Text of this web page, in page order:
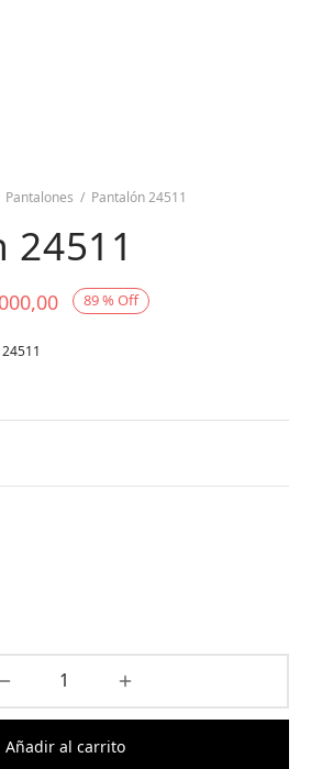
Pantalones / Pantalón 24511
24511
89% Off
El precio
Añadir al carrito